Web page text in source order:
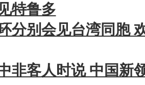
特鲁多
分别会见台湾同胞
非客人时说 中国新